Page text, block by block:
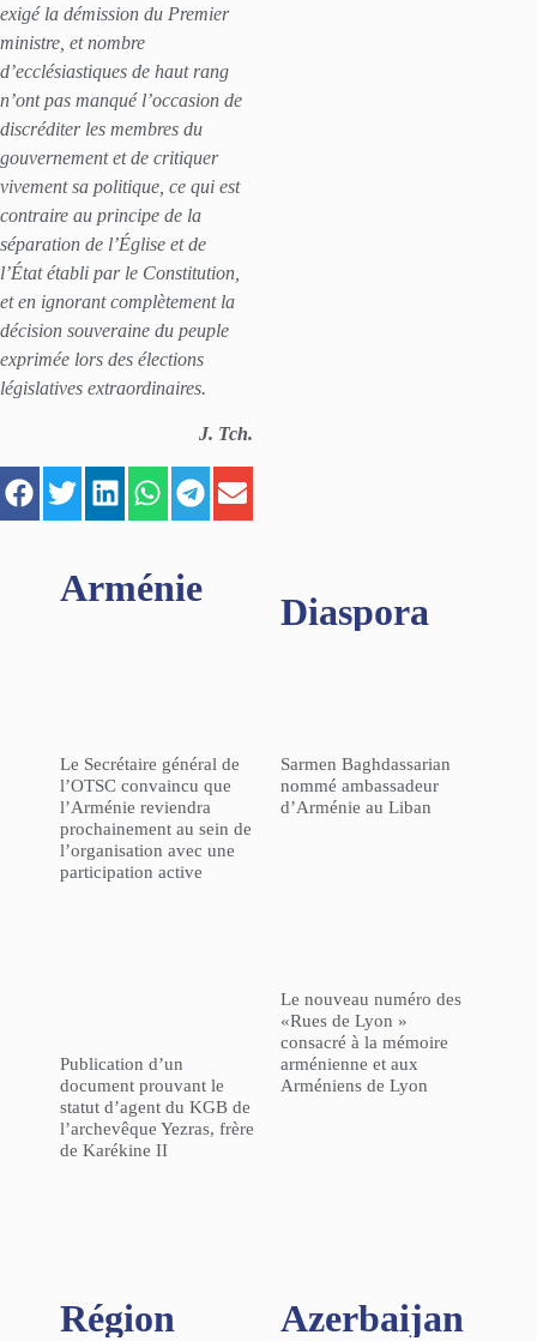
exigé la démission du Premier
ministre, et nombre
d’ecclésiastiques de haut rang
n’ont pas manqué l’occasion de
discréditer les membres du
gouvernement et de critiquer
vivement sa politique, ce qui est
contraire au principe de la
séparation de l’Église et de
l’État établi par le Constitution,
et en ignorant complètement la
décision souveraine du peuple
exprimée lors des élections
législatives extraordinaires.
J. Tch.
Arménie
Le Secrétaire général de
l’OTSC convaincu que
l’Arménie reviendra
prochainement au sein de
l’organisation avec une
participation active
Publication d’un
document prouvant le
statut d’agent du KGB de
l’archevêque Yezras, frère
de Karékine II
Diaspora
Sarmen Baghdassarian
nommé ambassadeur
d’Arménie au Liban
Le nouveau numéro des
«Rues de Lyon »
consacré à la mémoire
arménienne et aux
Arméniens de Lyon
Région​ Azerbaijan